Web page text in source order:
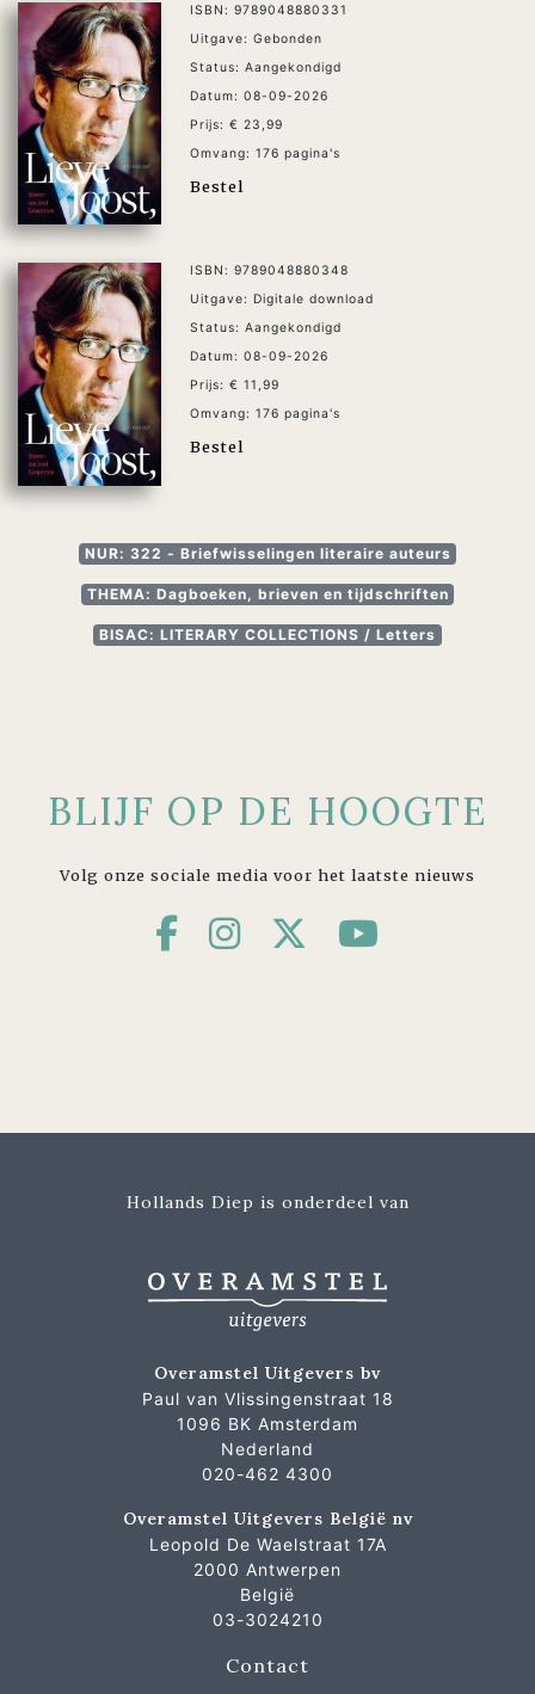
ISBN: 9789048880331
Uitgave: Gebonden
Status: Aangekondigd
Datum: 08-09-2026
Prijs: € 23,99
Omvang: 176 pagina's
Bestel
ISBN: 9789048880348
Uitgave: Digitale download
Status: Aangekondigd
Datum: 08-09-2026
Prijs: € 11,99
Omvang: 176 pagina's
Bestel
NUR: 322 - Briefwisselingen literaire auteurs
THEMA: Dagboeken, brieven en tijdschriften
BISAC: LITERARY COLLECTIONS / Letters
BLIJF OP DE HOOGTE
Volg onze sociale media voor het laatste nieuws
Hollands Diep is onderdeel van
Overamstel Uitgevers bv
Paul van Vlissingenstraat 18
1096 BK Amsterdam
Nederland
020-462 4300
Overamstel Uitgevers België nv
Leopold De Waelstraat 17A
2000 Antwerpen
België
03-3024210
Contact